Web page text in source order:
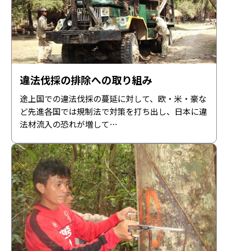
違法伐採の排除への取り組み
途上国での違法伐採の蔓延に対して、欧・米・豪な
ど先進各国では規制法で対策を打ち出し、日本に違
法材流入の恐れが増して…